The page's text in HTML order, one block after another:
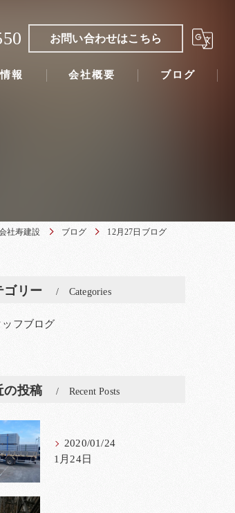
お問い合わせはこちら
報 会社概要 ブログ
社寿建設 ブログ 12月27日ブログ
ゴリー Categories
ッフブログ
の投稿 Recent Posts
2020/01/24
1月24日